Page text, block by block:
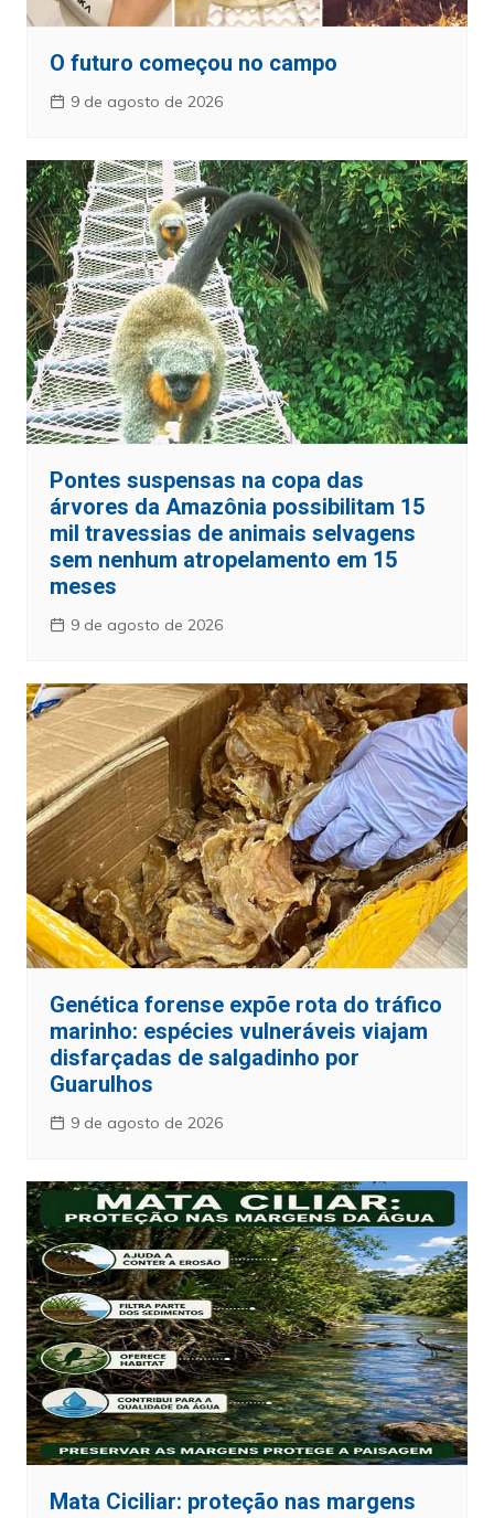
O futuro começou no campo
9 de agosto de 2026
Pontes suspensas na copa das
árvores da Amazônia possibilitam 15
mil travessias de animais selvagens
sem nenhum atropelamento em 15
meses
9 de agosto de 2026
Genética forense expõe rota do tráfico
marinho: espécies vulneráveis viajam
disfarçadas de salgadinho por
Guarulhos
9 de agosto de 2026
Mata Ciciliar: proteção nas margens